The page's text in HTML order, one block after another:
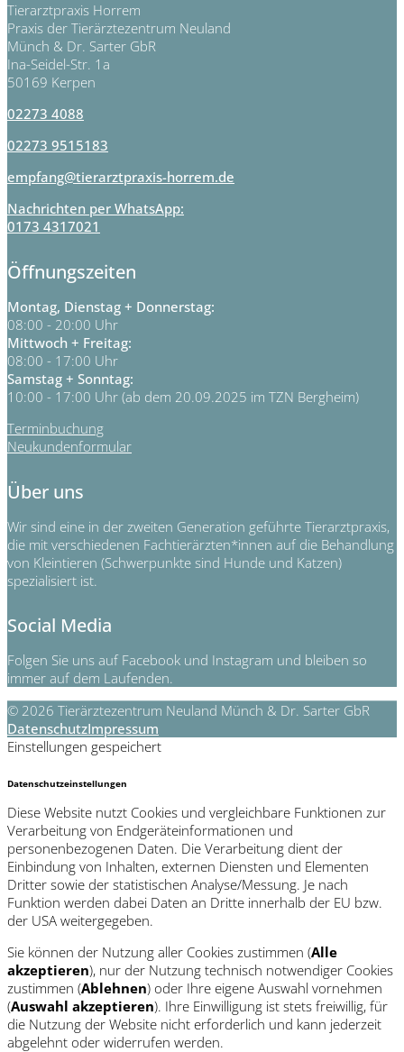
Tierarztpraxis Horrem
Praxis der Tierärztezentrum Neuland
Münch & Dr. Sarter GbR
Ina-Seidel-Str. 1a
50169 Kerpen
02273 4088
02273 9515183
empfang@tierarztpraxis-horrem.de
Nachrichten per WhatsApp:
0173 4317021
Öffnungszeiten
Montag, Dienstag + Donnerstag:
08:00 - 20:00 Uhr
Mittwoch + Freitag:
08:00 - 17:00 Uhr
Samstag + Sonntag:
10:00 - 17:00 Uhr (ab dem 20.09.2025 im TZN Bergheim)
Terminbuchung
Neukundenformular
Über uns
Wir sind eine in der zweiten Generation geführte Tierarztpraxis,
die mit verschiedenen Fachtierärzten*innen auf die Behandlung
von Kleintieren (Schwerpunkte sind Hunde und Katzen)
spezialisiert ist.
Social Media
Folgen Sie uns auf Facebook und Instagram und bleiben so
immer auf dem Laufenden.
© 2026 Tierärztezentrum Neuland Münch & Dr. Sarter GbR
DatenschutzImpressum
Einstellungen gespeichert
Datenschutzeinstellungen
Diese Website nutzt Cookies und vergleichbare Funktionen zur
Verarbeitung von Endgeräteinformationen und
personenbezogenen Daten. Die Verarbeitung dient der
Einbindung von Inhalten, externen Diensten und Elementen
Dritter sowie der statistischen Analyse/Messung. Je nach
Funktion werden dabei Daten an Dritte innerhalb der EU bzw.
der USA weitergegeben.
Sie können der Nutzung aller Cookies zustimmen (Alle
akzeptieren), nur der Nutzung technisch notwendiger Cookies
zustimmen (Ablehnen) oder Ihre eigene Auswahl vornehmen
(Auswahl akzeptieren). Ihre Einwilligung ist stets freiwillig, für
die Nutzung der Website nicht erforderlich und kann jederzeit
abgelehnt oder widerrufen werden.